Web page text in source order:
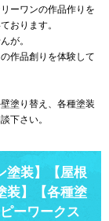
ーワンの作品作りを
おります。
が。
作品創りを体験して
塗り替え、各種塗装
下さい。
塗装】【屋根
装】【各種塗
ーワークス